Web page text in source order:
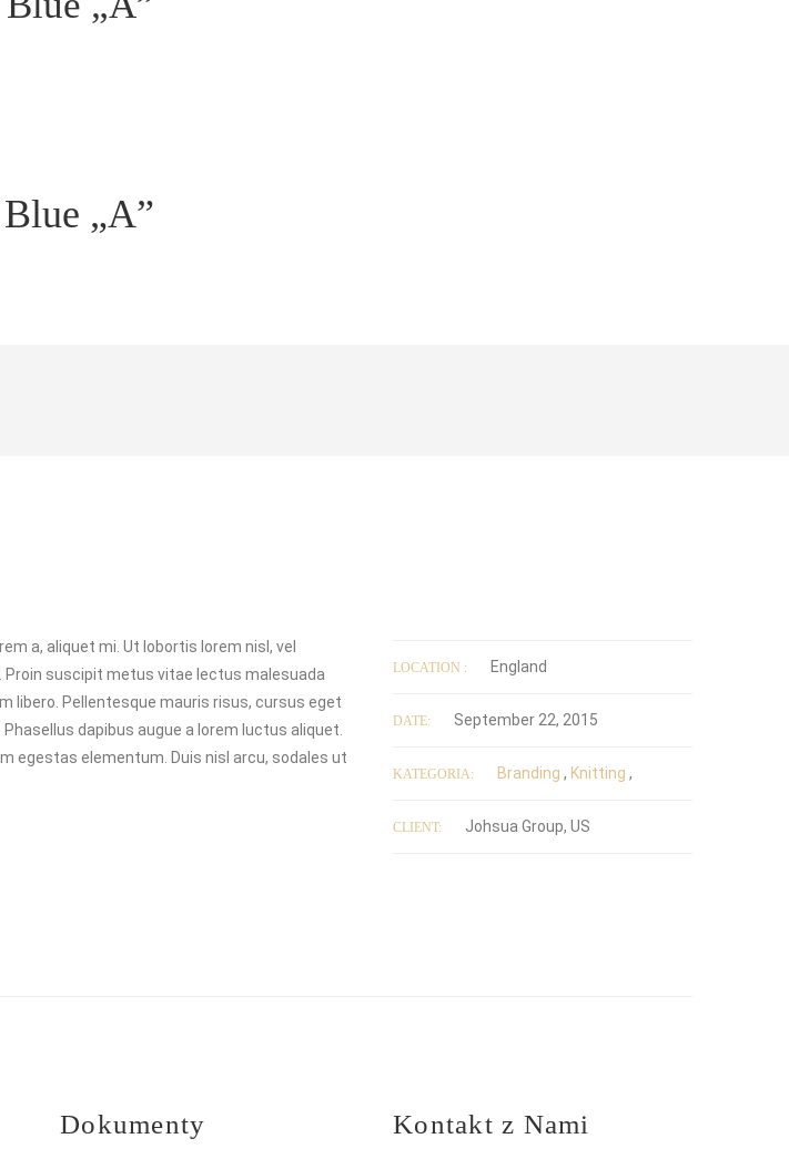
„A”
a, aliquet mi. Ut lobortis lorem nisl, vel
Proin suscipit metus vitae lectus malesuada
libero. Pellentesque mauris risus, cursus eget
dapibus augue a lorem luctus aliquet.
egestas elementum. Duis nisl arcu, sodales ut
LOCATION : England
DATE: September 22, 2015
KATEGORIA: Branding , Knitting ,
CLIENT: Johsua Group, US
Dokumenty Kontakt z Nami